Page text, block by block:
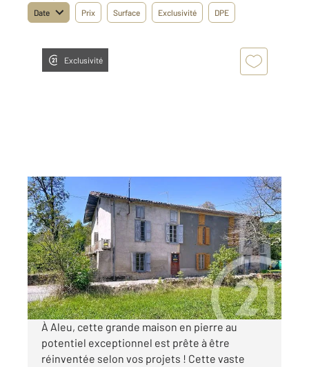
Date Prix Surface Exclusivité DPE
Exclusivité
ALEU 09
250 m
, 11 pièces
Ref : 13065
Maison à vendre
93 900 €
Visiter le site dédié
À Aleu, cette grande maison en pierre au
potentiel exceptionnel est prête à être
réinventée selon vos projets ! Cette vaste